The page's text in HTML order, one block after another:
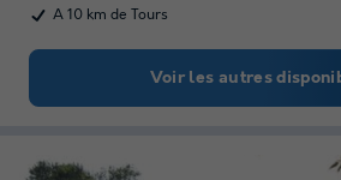
A 10 km de Tours
Voir les autres